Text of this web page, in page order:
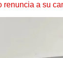
renuncia a su